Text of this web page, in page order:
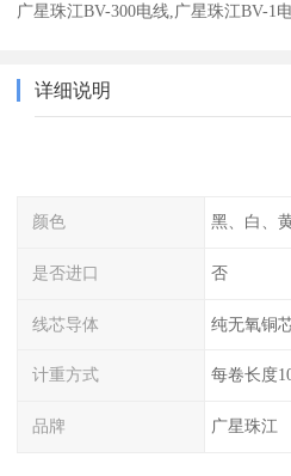
广星珠江BV-300电线,广星珠江BV-1
详细说明
颜色 黑、白、
是否进口 否
线芯导体 纯无氧铜
计重方式 每卷长度
品牌 广星珠江